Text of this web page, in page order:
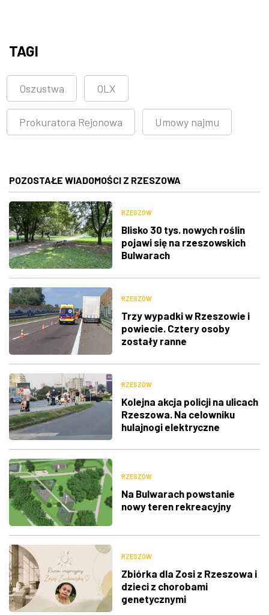
TAGI
Oszustwa OLX
Prokuratora Rejonowa Umowy najmu
POZOSTAŁE WIADOMOŚCI Z RZESZOWA
RZESZÓW
Blisko 30 tys. nowych roślin
pojawi się na rzeszowskich
Bulwarach
RZESZÓW
Trzy wypadki w Rzeszowie i
powiecie. Cztery osoby
zostały ranne
RZESZÓW
Kolejna akcja policji na ulicach
Rzeszowa. Na celowniku
hulajnogi elektryczne
RZESZÓW
Na Bulwarach powstanie
nowy teren rekreacyjny
RZESZÓW
Zbiórka dla Zosi z Rzeszowa i
dzieci z chorobami
genetycznymi